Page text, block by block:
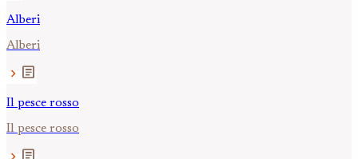
Alberi
Alberi
chevron_right article
Il pesce rosso
Il pesce rosso